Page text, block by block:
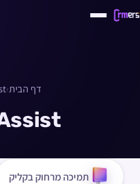
דף הבית›
תמיכה מרחוק בקליק